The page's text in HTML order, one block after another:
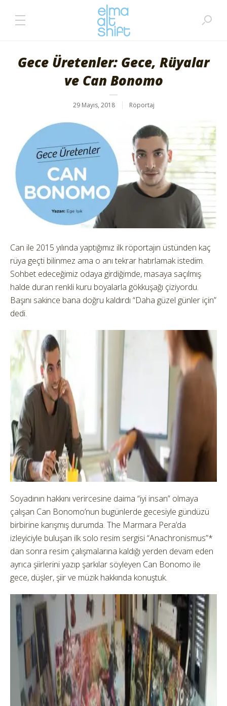
Gece Üretenler: Gece, Rüyalar
ve Can Bonomo
29 Mayıs, 2018 Röportaj
Can ile 2015 yılında yaptığımız ilk röportajın üstünden kaç
rüya geçti bilinmez ama o anı tekrar hatırlamak istedim.
Sohbet edeceğimiz odaya girdiğimde, masaya saçılmış
halde duran renkli kuru boyalarla gökkuşağı çiziyordu.
Başını sakince bana doğru kaldırdı “Daha güzel günler için”
dedi.
Soyadının hakkını verircesine daima “iyi insan” olmaya
çalışan Can Bonomo’nun bugünlerde gecesiyle gündüzü
birbirine karışmış durumda. The Marmara Pera’da
izleyiciyle buluşan ilk solo resim sergisi “Anachronismus”*
dan sonra resim çalışmalarına kaldığı yerden devam eden
ayrıca şiirlerini yazıp şarkılar söyleyen Can Bonomo ile
gece, düşler, şiir ve müzik hakkında konuştuk.